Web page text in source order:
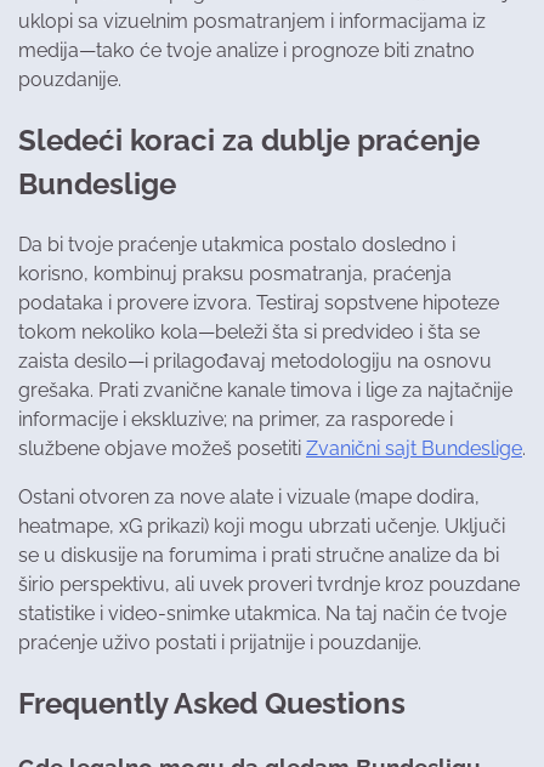
uklopi sa vizuelnim posmatranjem i informacijama iz
medija—tako će tvoje analize i prognoze biti znatno
pouzdanije.
Sledeći koraci za dublje praćenje
Bundeslige
Da bi tvoje praćenje utakmica postalo dosledno i
korisno, kombinuј praksu posmatranja, praćenja
podataka i provere izvora. Testiraj sopstvene hipoteze
tokom nekoliko kola—beleži šta si predvideo i šta se
zaista desilo—i prilagođavaj metodologiju na osnovu
grešaka. Prati zvanične kanale timova i lige za najtačnije
informacije i ekskluzive; na primer, za rasporede i
službene objave možeš posetiti Zvanični sajt Bundeslige.
Ostani otvoren za nove alate i vizuale (mape dodira,
heatmape, xG prikazi) koji mogu ubrzati učenje. Uključi
se u diskusije na forumima i prati stručne analize da bi
širio perspektivu, ali uvek proveri tvrdnje kroz pouzdane
statistike i video-snimke utakmica. Na taj način će tvoje
praćenje uživo postati i prijatnije i pouzdanije.
Frequently Asked Questions